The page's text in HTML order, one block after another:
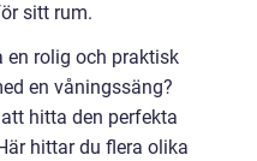
sitt rum.
en rolig och praktisk
en våningssäng?
hitta den perfekta
hittar du flera olika